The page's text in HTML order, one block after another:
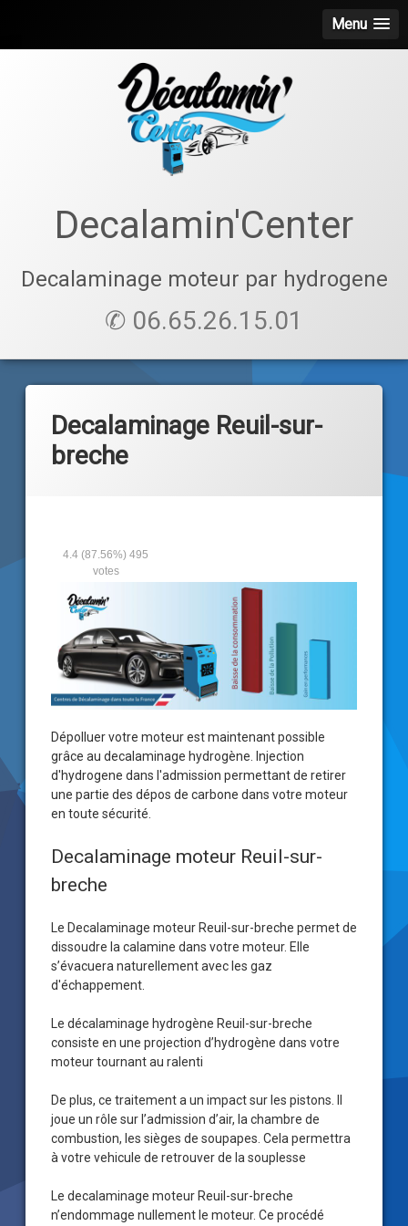
Menu
Decalamin'Center
Decalaminage moteur par hydrogene
✆ 06.65.26.15.01
Decalaminage Reuil-sur-
breche
4.4 (87.56%) 495
votes
Dépolluer votre moteur est maintenant possible
grâce au decalaminage hydrogène . Injection
d'hydrogene dans l'admission permettant de retirer
une partie des dépos de carbone dans votre moteur
en toute sécurité.
Decalaminage moteur Reuil-sur-
breche
Le Decalaminage moteur Reuil-sur-breche permet de
dissoudre la calamine dans votre moteur. Elle
s’évacuera naturellement avec les gaz
d'échappement.
Le décalaminage hydrogène Reuil-sur-breche
consiste en une projection d’hydrogène dans votre
moteur tournant au ralenti
De plus, ce traitement a un impact sur les pistons. Il
joue un rôle sur l’admission d’air, la chambre de
combustion, les sièges de soupapes. Cela permettra
à votre vehicule de retrouver de la souplesse
Le decalaminage moteur Reuil-sur-breche
n’endommage nullement le moteur. Ce procédé